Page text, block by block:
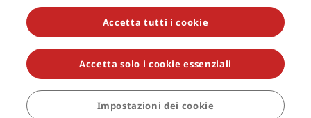
PRENOTA
NON LASCIARTI SFUGGIRE LE NOSTRE OFFERTE MIGLIORI
© 2026 Radisson Hotel Group. Tutti i diritti riservati. RHG Radisson
Hotel Group, Radisson, Radisson RED, Radisson Blu, Radisson Collection,
Radisson Individuals, Park Plaza, Park Inn, Country Inn & Suites, Prize by
Radisson, Radisson Rewards e Radisson Meetings sono marchi
commerciali di Radisson Hotel Group.
Accetta tutti i cookie
Accetta solo i cookie essenziali
Impostazioni dei cookie